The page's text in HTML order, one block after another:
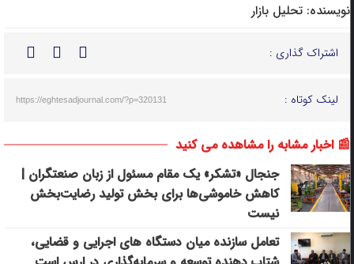
نویسنده: تحلیل بازار
اشتراک گذاری :
لینک کوتاه : https://eghtesadjournal.com/?p=320131
📰 اخبار مشابه را مشاهده می کنید
جنجال «تشکر» یک مقام مسئول از زبان صنعتگران |
کاهش خاموشی‌ها برای بخش تولید رضایت‌بخش
نیست
تعامل سازنده میان دستگاه‌ های اجرایی و قضایی،